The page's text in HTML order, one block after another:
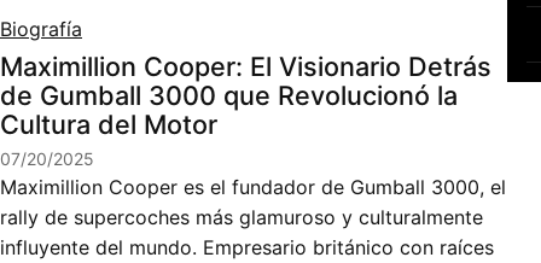
Biografía
Maximillion Cooper: El Visionario Detrás
de Gumball 3000 que Revolucionó la
Cultura del Motor
07/20/2025
Maximillion Cooper es el fundador de Gumball 3000, el
rally de supercoches más glamuroso y culturalmente
influyente del mundo. Empresario británico con raíces